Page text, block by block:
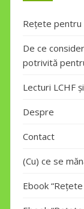
Rețete pentru
De ce
potrivită
Lecturi LCHF
Despre
Contact
(Cu) ce se
Ebook